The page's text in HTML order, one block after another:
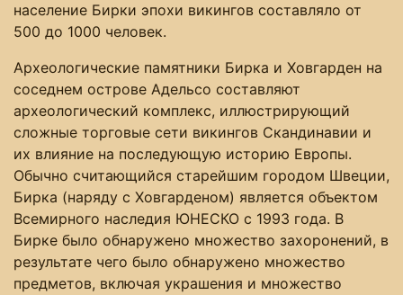
население Бирки эпохи викингов составляло от
500 до 1000 человек.
Археологические памятники Бирка и Ховгарден на
соседнем острове Адельсо составляют
археологический комплекс, иллюстрирующий
сложные торговые сети викингов Скандинавии и
их влияние на последующую историю Европы.
Обычно считающийся старейшим городом Швеции,
Бирка (наряду с Ховгарденом) является объектом
Всемирного наследия ЮНЕСКО с 1993 года. В
Бирке было обнаружено множество захоронений, в
результате чего было обнаружено множество
предметов, включая украшения и множество